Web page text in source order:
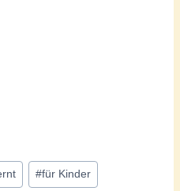
#für Kinder